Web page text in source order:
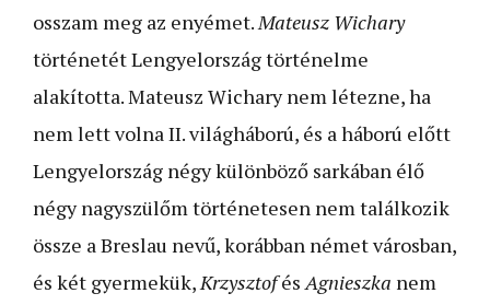
osszam meg az enyémet.Mateusz Wichary
történetét Lengyelország történelme
alakította. Mateusz Wichary nem létezne, ha
nem lett volna II. világháború, és a háború előtt
Lengyelország négy különböző sarkában élő
négy nagyszülőm történetesen nem találkozik
össze a Breslau nevű, korábban német városban,
és két gyermekük,KrzysztofésAgnieszka nem